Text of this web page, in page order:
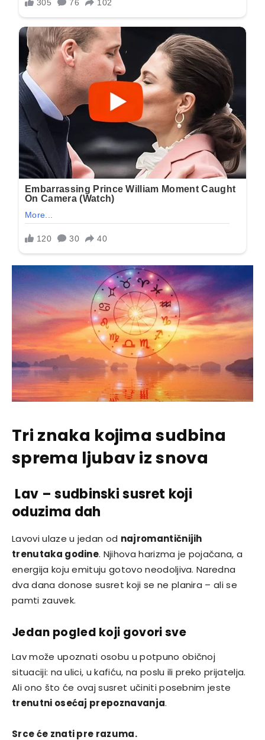
Tri znaka kojima sudbina
sprema ljubav iz snova
Lav – sudbinski susret koji
oduzima dah
Lavovi ulaze u jedan od najromantičnijih
trenutaka godine. Njihova harizma je pojačana, a
energija koju emituju gotovo neodoljiva. Naredna
dva dana donose susret koji se ne planira – ali se
pamti zauvek.
Jedan pogled koji govori sve
Lav može upoznati osobu u potpuno običnoj
situaciji: na ulici, u kafiću, na poslu ili preko prijatelja.
Ali ono što će ovaj susret učiniti posebnim jeste
trenutni osećaj prepoznavanja.
Srce će znati pre razuma.